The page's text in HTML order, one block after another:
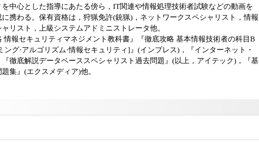
中心とした指導にあたる傍ら，IT関連や情報処理技術者試験などの動画を
携わる。保有資格は，狩猟免許(銃猟)，ネットワークスペシャリスト，情報
リスト，上級システムアドミニストレータ他。
情報セキュリティマネジメント教科書』『徹底攻略 基本情報技術者の科目B
ング·アルゴリズム·情報セキュリティ]』(インプレス)，『インターネット・
徹底解説データベーススペシャリスト過去問題』(以上，アイテック)，『基
集』(エクスメディア)他。